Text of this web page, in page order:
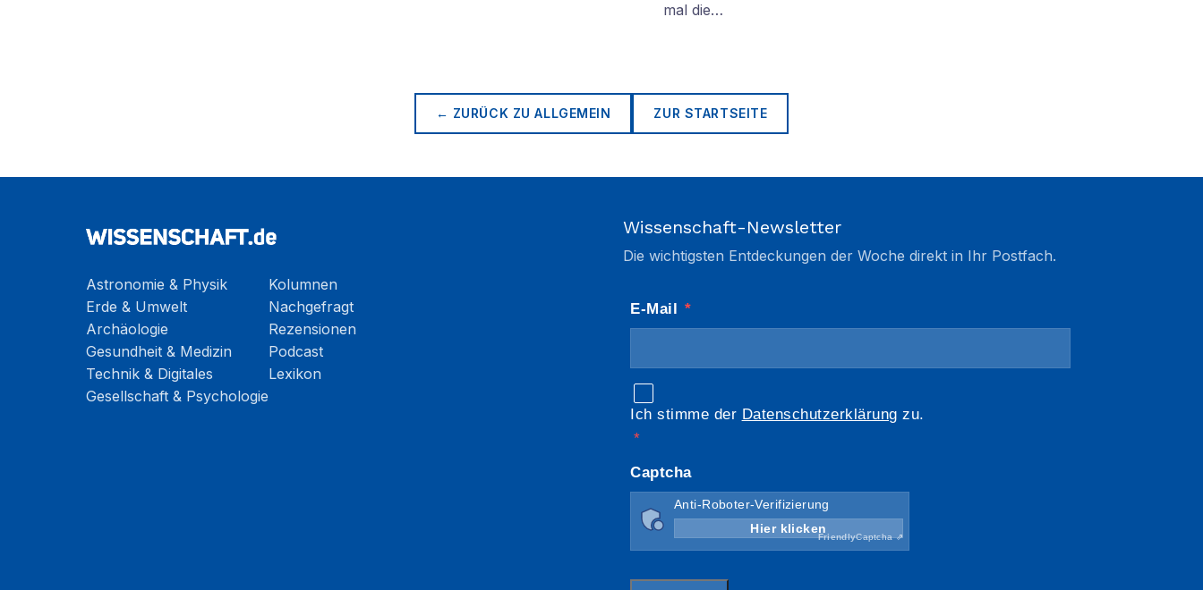
mal die…
← ZURÜCK ZUALLGEMEIN ZUR STARTSEITE
Astronomie & Physik
Erde & Umwelt
Archäologie
Gesundheit & Medizin
Technik & Digitales
Gesellschaft & Psychologie
Kolumnen
Nachgefragt
Rezensionen
Podcast
Lexikon
Wissenschaft-Newsletter
Die wichtigsten Entdeckungen der Woche direkt in Ihr Postfach.